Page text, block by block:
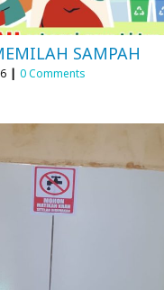
SAMPAH
| 0 Comments